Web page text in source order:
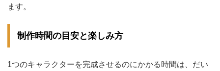
ます。
制作時間の目安と楽しみ方
1つのキャラクターを完成させるのにかかる時間は、だい